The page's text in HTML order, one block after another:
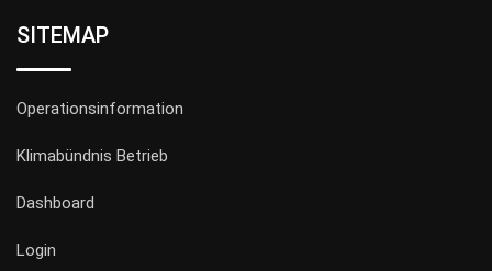
SITEMAP
Operationsinformation
Klimabündnis Betrieb
Dashboard
Login